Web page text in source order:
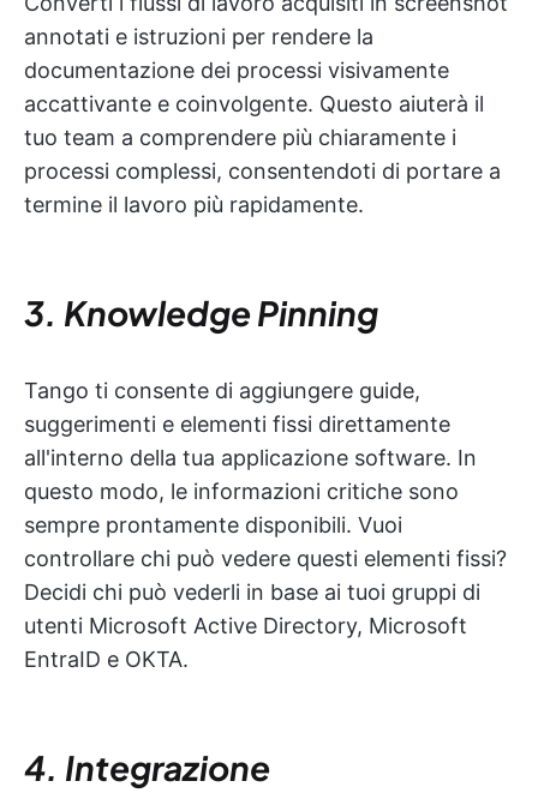
annotati e istruzioni per rendere la
documentazione dei processi visivamente
accattivante e coinvolgente. Questo aiuterà il
tuo team a comprendere più chiaramente i
processi complessi, consentendoti di portare a
termine il lavoro più rapidamente.
3. Knowledge Pinning
Tango ti consente di aggiungere guide,
suggerimenti e elementi fissi direttamente
all'interno della tua applicazione software. In
questo modo, le informazioni critiche sono
sempre prontamente disponibili. Vuoi
controllare chi può vedere questi elementi fissi?
Decidi chi può vederli in base ai tuoi gruppi di
utenti Microsoft Active Directory, Microsoft
EntraID e OKTA.
4. Integrazione